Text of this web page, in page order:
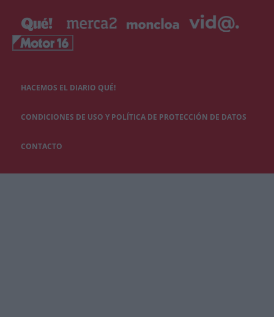
HACEMOS EL DIARIO QUÉ!
CONDICIONES DE USO Y POLÍTICA DE PROTECCIÓN DE DATOS
CONTACTO